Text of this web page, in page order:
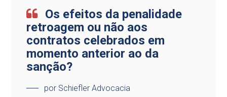
Os efeitos da penalidade
retroagem ou não aos
contratos celebrados em
momento anterior ao da
sanção?
por Schiefler Advocacia